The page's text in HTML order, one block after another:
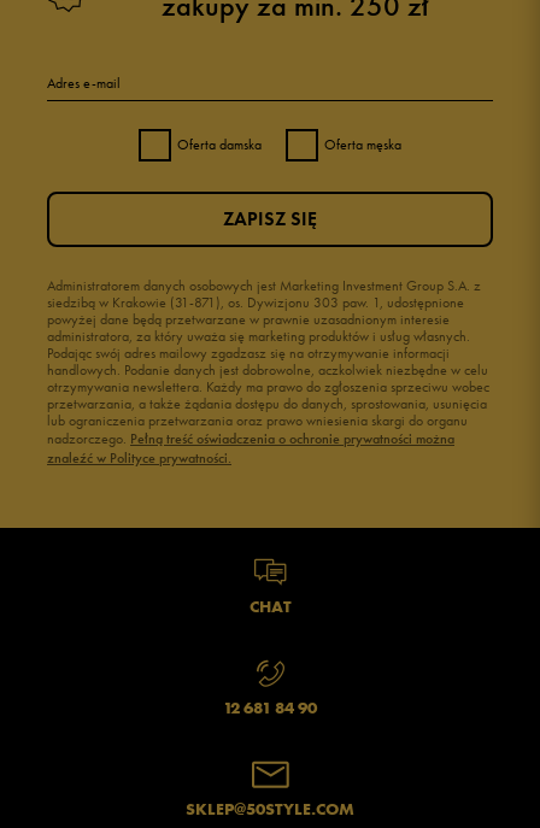
Adres e-mail
Oferta damska Oferta męska
Administratorem danych osobowych jest Marketing Investment Group S.A. z
siedzibą w Krakowie (31-871), os. Dywizjonu 303 paw. 1, udostępnione
powyżej dane będą przetwarzane w prawnie uzasadnionym interesie
administratora, za który uważa się marketing produktów i usług własnych.
Podając swój adres mailowy zgadzasz się na otrzymywanie informacji
handlowych. Podanie danych jest dobrowolne, aczkolwiek niezbędne w celu
otrzymywania newslettera. Każdy ma prawo do zgłoszenia sprzeciwu wobec
przetwarzania, a także żądania dostępu do danych, sprostowania, usunięcia
lub ograniczenia przetwarzania oraz prawo wniesienia skargi do organu
nadzorczego. Pełną treść oświadczenia o ochronie prywatności można
znaleźć w Polityce prywatności.
ZAPISZ SIĘ
CHAT
12 681 84 90
SKLEP@50STYLE.COM